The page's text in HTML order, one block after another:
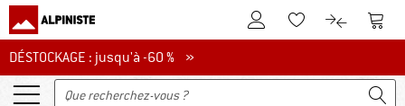
Vers le compte client
Vers la liste
Vers le
DÉSTOCKAGE : jusqu'à -60 %
DÉSTOCKAGE : jusqu'à -60 % »